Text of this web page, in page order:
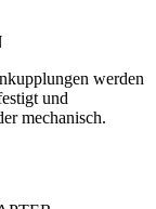
werden
und
mechanisch.